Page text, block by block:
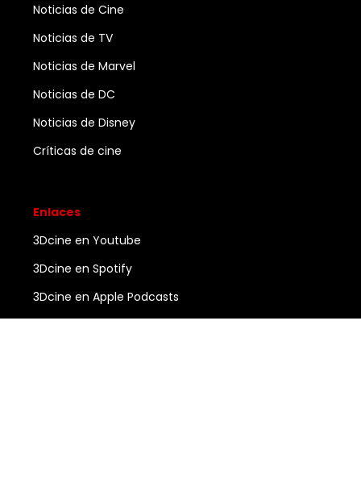
Noticias de Cine
Noticias de TV
Noticias de Marvel
Noticias de DC
Noticias de Disney
Críticas de cine
Enlaces
3Dcine en Youtube
3Dcine en Spotify
3Dcine en Apple Podcasts